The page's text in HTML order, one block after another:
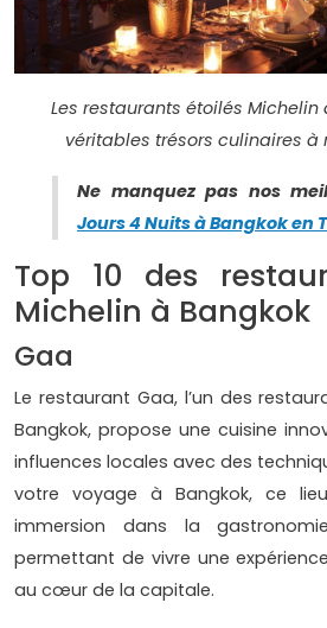
Les restaurants étoilés Michelin
véritables trésors culinaires à
Ne manquez pas nos
Jours 4 Nuits à Bangkok en
Top 10 des
Michelin à Bangkok
Gaa
Le restaurant Gaa, l’un des
Bangkok, propose une cuisine
influences locales avec des
votre voyage à Bangkok, ce
immersion dans la
permettant de vivre une
au cœur de la capitale.